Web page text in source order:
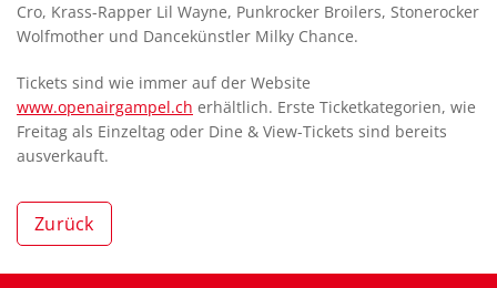
Cro, Krass-Rapper Lil Wayne, Punkrocker Broilers, Stonerocker
Wolfmother und Dancekünstler Milky Chance.
Tickets sind wie immer auf der Website
www.openairgampel.ch erhältlich. Erste Ticketkategorien, wie
Freitag als Einzeltag oder Dine & View-Tickets sind bereits
ausverkauft.
Zurück